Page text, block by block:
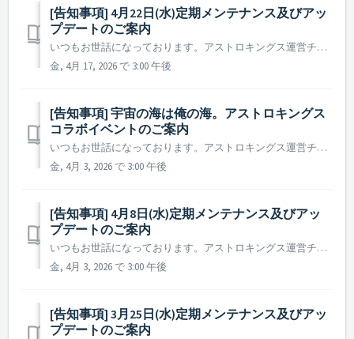
[告知事項] 4月22日(水)定期メンテナンス及びアッ
プデートのご案内
いつもお世話になっております。アストロキングス運営チームです。 2026年4月22日(水)に実施予定の定期メンテナンス及びアップデート内容についてご案内いたします。 ※ 本告知は事前告知であり、諸事情により一部内容が変更となる場合がございます。その際は改めてご案内いたします。 ▶ ...
金, 4月 17, 2026 で 3:00 午後
[告知事項] 宇宙の海は俺の海。アストロキングス
コラボイベントのご案内
いつもお世話になっております。アストロキングス運営チームです。 広大で漆黒の宇宙の海を駆ける伝説、宇宙SFを代表する名作アニメ「宇宙海賊キャプテンハーロック」の英雄たちが、再びアストロキングスの銀河に帰ってきます。 自由を掲げる海賊旗とともに、再びアストロキングスの銀河を航海しましょう！ ...
金, 4月 3, 2026 で 3:00 午後
[告知事項] 4月8日(水)定期メンテナンス及びアッ
プデートのご案内
いつもお世話になっております。アストロキングス運営チームです。 2026年4月8日(水)に実施予定の定期メンテナンス及びアップデート内容についてご案内いたします。 ※ 本告知は事前告知であり、諸事情により一部内容が変更となる場合がございます。その際は改めてご案内いたします。 ▶ 定期メン...
金, 4月 3, 2026 で 3:00 午後
[告知事項] 3月25日(水)定期メンテナンス及びアッ
プデートのご案内